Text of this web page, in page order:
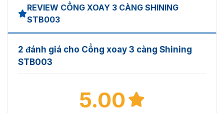
REVIEW CỔNG XOAY 3 CÀNG SHINING
STB003
2 đánh giá cho Cổng xoay 3 càng Shining
STB003
5.00